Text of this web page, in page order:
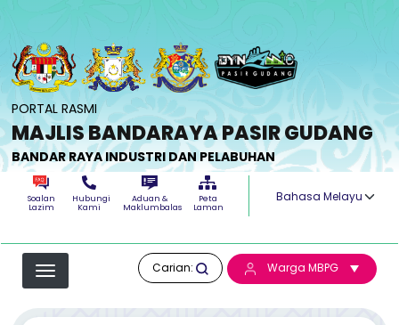
PORTAL RASMI
MAJLIS BANDARAYA PASIR GUDANG
BANDAR RAYA INDUSTRI DAN PELABUHAN
Soalan
Lazim
Hubungi
Kami
Aduan &
Maklumbalas
Peta
Laman
Select your
Carian: Warga MBPG